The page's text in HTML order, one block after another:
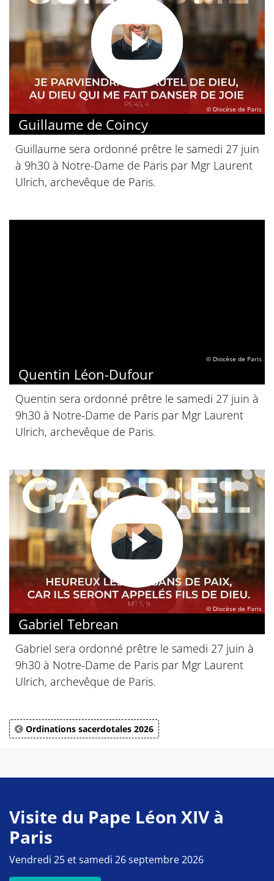
© Diocèse de Paris
Guillaume de Coincy
Guillaume sera ordonné prêtre le samedi 27 juin
à 9h30 à Notre-Dame de Paris par Mgr Laurent
Ulrich, archevêque de Paris.
© Diocèse de Paris
Quentin Léon-Dufour
Quentin sera ordonné prêtre le samedi 27 juin à
9h30 à Notre-Dame de Paris par Mgr Laurent
Ulrich, archevêque de Paris.
© Diocèse de Paris
Gabriel Tebrean
Gabriel sera ordonné prêtre le samedi 27 juin à
9h30 à Notre-Dame de Paris par Mgr Laurent
Ulrich, archevêque de Paris.
Ordinations sacerdotales 2026
Visite du Pape Léon XIV à
Paris
Vendredi 25 et samedi 26 septembre 2026